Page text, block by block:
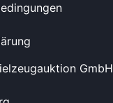
GmbH